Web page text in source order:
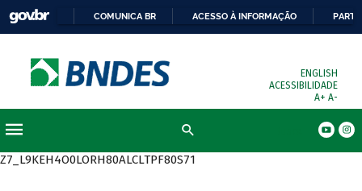
COMUNICA BR ACESSO À INFORMAÇÃO
ENGLISH
ACESSIBILIDADE
A+ A-
Z7_L9KEH4O0LORH80ALCLTPF80S71